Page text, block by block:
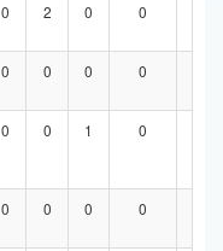
0 2 0 0
0 0 0 0
0 0 1 0
0 0 0 0